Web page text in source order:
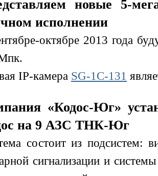
новые 5-
исполнении
октябре 2013 года
IP-камера SG-1С-131
«Кодос-Юг»
на 9 АЗС ТНК-Юг
состоит из подсистем:
сигнализации и